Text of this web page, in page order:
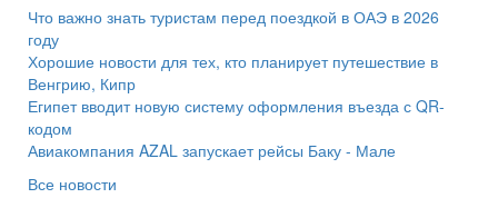
Что важно знать туристам перед поездкой в ОАЭ в 2026
году
Хорошие новости для тех, кто планирует путешествие в
Венгрию, Кипр
Египет вводит новую систему оформления въезда с QR-
кодом
Авиакомпания AZAL запускает рейсы Баку - Мале
Все новости